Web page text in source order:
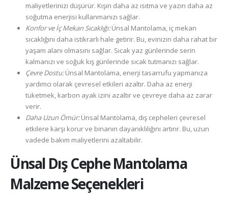
maliyetlerinizi düşürür. Kışın daha az ısıtma ve yazın daha az
soğutma enerjisi kullanmanızı sağlar.
Konfor ve İç Mekan Sıcaklığı:Ünsal Mantolama, iç mekan
sıcaklığını daha istikrarlı hale getirir. Bu, evinizin daha rahat bir
yaşam alanı olmasını sağlar. Sıcak yaz günlerinde serin
kalmanızı ve soğuk kış günlerinde sıcak tutmanızı sağlar.
Çevre Dostu:Ünsal Mantolama, enerji tasarrufu yapmanıza
yardımcı olarak çevresel etkileri azaltır. Daha az enerji
tüketmek, karbon ayak izini azaltır ve çevreye daha az zarar
verir.
Daha Uzun Ömür:Ünsal Mantolama, dış cepheleri çevresel
etkilere karşı korur ve binanın dayanıklılığını artırır. Bu, uzun
vadede bakım maliyetlerini azaltabilir.
Ünsal Dış Cephe Mantolama
Malzeme Seçenekleri